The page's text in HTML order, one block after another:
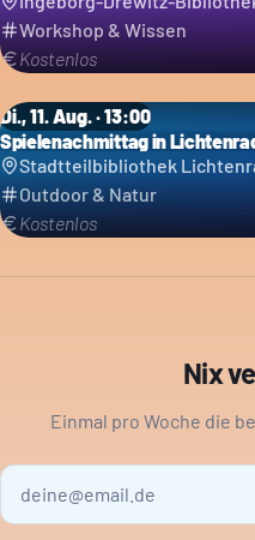
Workshop & Wissen
Kostenlos
Di., 11. Aug. · 13:00
Spielenachmittag in
Stadtteilbibliothek
Outdoor & Natur
Kostenlos
Nix
Einmal pro Woche die